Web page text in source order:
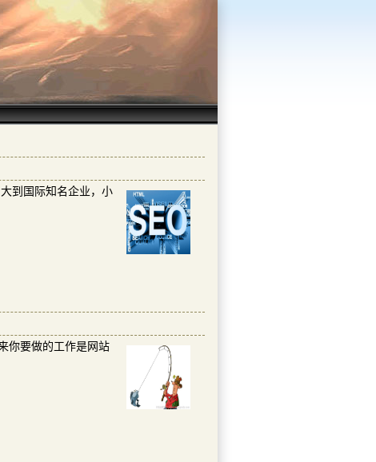
到国际知名企业，小
你要做的工作是网站